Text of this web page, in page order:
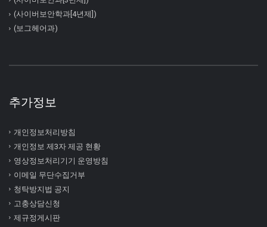
(사이버보안학과[4년제])
(보그헤어과)
추가정보
개인정보처리방침
개인정보 제3자 제공 현황
영상정보처리기기 운영방침
이메일 무단수집거부
청탁방지법 공지
고충상담신청
제규정게시판